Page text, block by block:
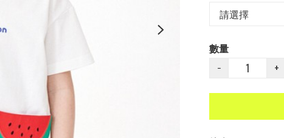
數量
−
+